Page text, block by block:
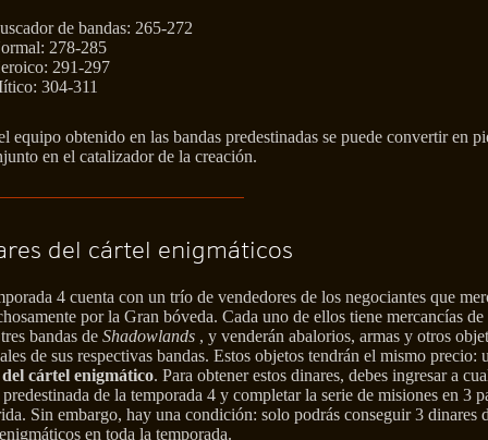
de bandas: 265-272
278-285
291-297
304-311
equipo obtenido en las bandas predestinadas se puede convertir en
en el catalizador de la creación.
del cártel enigmáticos
4 cuenta con un trío de vendedores de los negociantes que
por la Gran bóveda. Cada uno de ellos tiene mercancías de
bandas de Shadowlands , y venderán abalorios, armas y otros
de sus respectivas bandas. Estos objetos tendrán el mismo precio:
cártel enigmático. Para obtener estos dinares, debes ingresar a
de la temporada 4 y completar la serie de misiones en 3
Sin embargo, hay una condición: solo podrás conseguir 3 dinares
en toda la temporada.